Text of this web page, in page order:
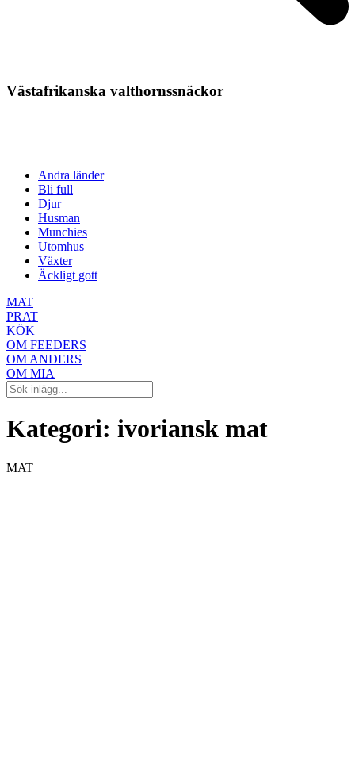
Västafrikanska valthornssnäckor
Andra länder
Bli full
Djur
Husman
Munchies
Utomhus
Växter
Äckligt gott
MAT
PRAT
KÖK
OM FEEDERS
OM ANDERS
OM MIA
Kategori: ivoriansk mat
MAT